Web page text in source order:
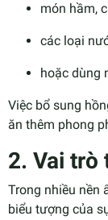
món hầm,
các loại
hoặc dùng
Việc bổ sung
ăn thêm phong
2. Vai trò
Trong nhiều nền
biểu tượng của